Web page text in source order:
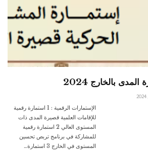
بالخارج 2024
الإستمارات الرقمية : 1 استمارة رقمية
للإقامات العلمية قصيرة المدى ذات
المستوى العالي 2 استمارة رقمية
للمشاركة في برنامج تربص تحسين
المستوى في الخارج 3 استمارة…